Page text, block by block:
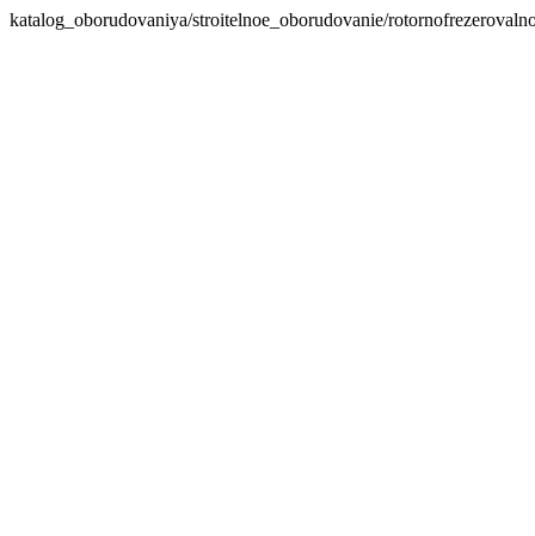
katalog_oborudovaniya/stroitelnoe_oborudovanie/